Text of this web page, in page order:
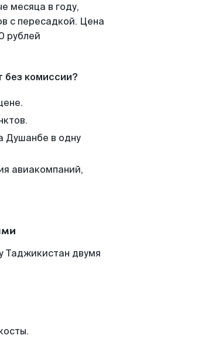
месяца в году,
с пересадкой. Цена
рублей
без комиссии?
Душанбе в одну
авиакомпаний,
Таджикистан двумя